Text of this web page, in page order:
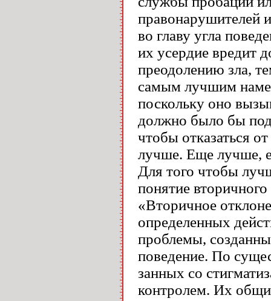
правонарушителей
во главу угла
их усердие вредит
преодолению зла,
самым лучшим
поскольку оно
должно было бы
чтобы отказаться
лучше. Еще лучше,
Для того чтобы
понятие
«Вторичное
определенных
проблемы,
поведение. По
занных со
контролем. Их